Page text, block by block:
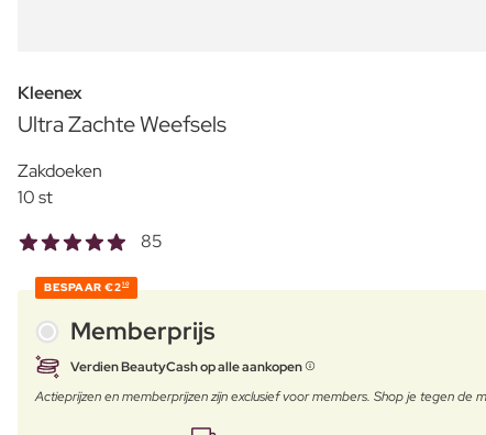
Kleenex
Ultra Zachte Weefsels
Zakdoeken
10 st
85
BESPAAR €210
Memberprijs
Verdien BeautyCash op alle aankopen
Actieprijzen en memberprijzen zijn exclusief voor members. Shop je tegen